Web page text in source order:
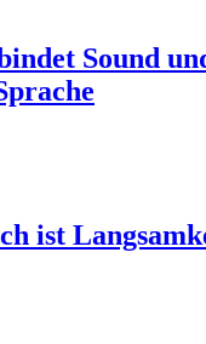
Sound
ist